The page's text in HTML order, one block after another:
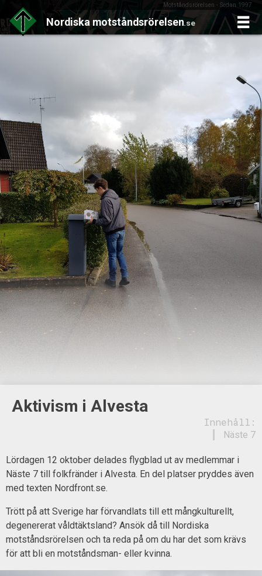
Motståndsrörelsen - Sedan 1997
Nordiska motståndsrörelsen.se
Skip
Aktivism i Alvesta
Innehåll:
Näste 7
Lördagen 12 oktober delades flygblad ut av medlemmar i
Näste 7 till folkfränder i Alvesta. En del platser pryddes även
med texten Nordfront.se.
Trött på att Sverige har förvandlats till ett mångkulturellt,
degenererat våldtäktsland? Ansök då till Nordiska
motståndsrörelsen och ta reda på om du har det som krävs
för att bli en motståndsman- eller kvinna.